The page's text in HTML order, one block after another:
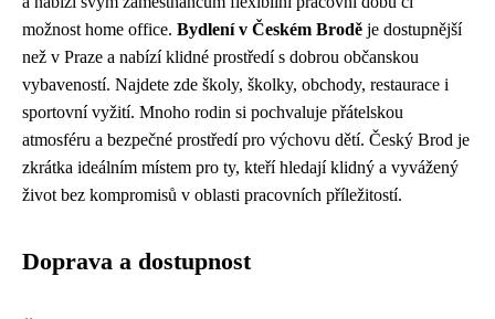
možnost home office. Bydlení v Českém Brodě je dostupnější
než v Praze a nabízí klidné prostředí s dobrou občanskou
vybaveností. Najdete zde školy, školky, obchody, restaurace i
sportovní vyžití. Mnoho rodin si pochvaluje přátelskou
atmosféru a bezpečné prostředí pro výchovu dětí. Český Brod je
zkrátka ideálním místem pro ty, kteří hledají klidný a vyvážený
život bez kompromisů v oblasti pracovních příležitostí.
Doprava a dostupnost